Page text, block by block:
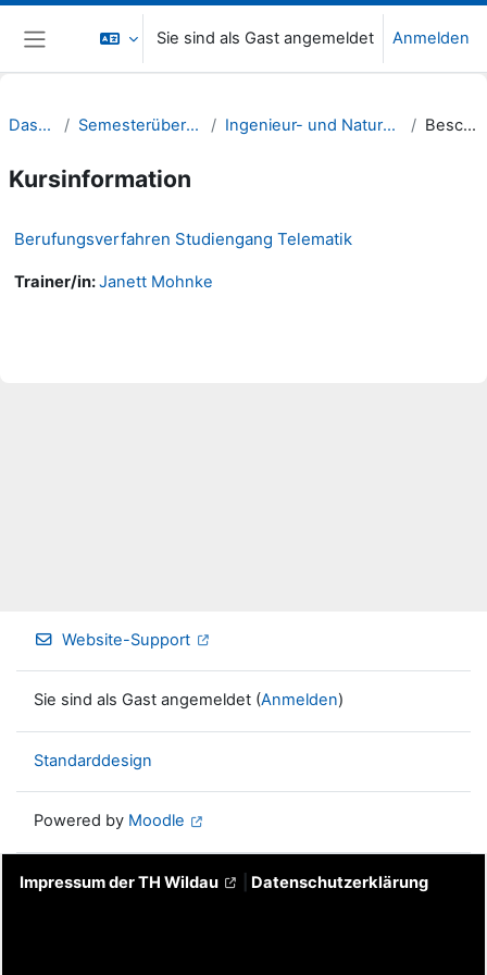
Zum Hauptinhalt
Website-Übersicht
Sie sind als Gast angemeldet Anmelden
Dashboard Semesterübergreifende Kurse Ingenieur- und Naturwissenschaften (INW) Beschreibung
Kursinformation
Berufungsverfahren Studiengang Telematik
Trainer/in:Janett Mohnke
Website-Support
Sie sind als Gast angemeldet (Anmelden)
Standarddesign
Powered by Moodle
Impressum der TH Wildau Datenschutzerklärung